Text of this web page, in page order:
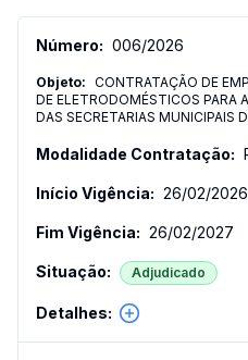
006/2026
CONTRATAÇÃO DE
DE ELETRODOMÉSTICOS PARA
DAS SECRETARIAS MUNICIPAIS
26/02/2026
26/02/2027
Adjudicado